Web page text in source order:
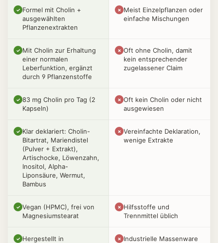
✓ Formel mit Cholin +
ausgewählten
Pflanzenextrakten
✗ Meist Einzelpflanzen oder
einfache Mischungen
✓ Mit Cholin zur Erhaltung
einer normalen
Leberfunktion, ergänzt
durch 9 Pflanzenstoffe
✗ Oft ohne Cholin, damit
kein entsprechender
zugelassener Claim
✓ 83 mg Cholin pro Tag (2
Kapseln)
✗ Oft kein Cholin oder nicht
ausgewiesen
✓ Klar deklariert: Cholin-
Bitartrat, Mariendistel
(Pulver + Extrakt),
Artischocke, Löwenzahn,
Inositol, Alpha-
Liponsäure, Wermut,
Bambus
✗ Vereinfachte Deklaration,
wenige Extrakte
✓ Vegan (HPMC), frei von
Magnesiumstearat
✗ Hilfsstoffe und
Trennmittel üblich
✓ Hergestellt in
✗ Industrielle Massenware